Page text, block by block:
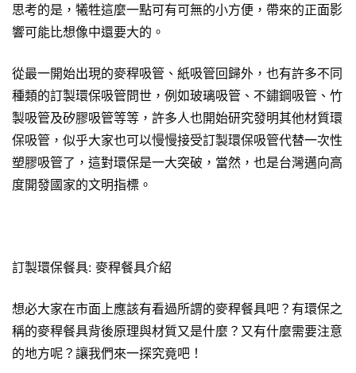
思考的是，犧牲這麼一點可有可無的小方便，帶來的正面影
響可能比想像中還要大的。
從最一開始出現的麥稈吸管、紙吸管回歸外，也有許多不同
種類的訂製環保吸管問世，例如玻璃吸管、不鏽鋼吸管、竹
製吸管及矽膠吸管等等，許多人也開始研究發明其他材質環
保吸管，似乎大家也可以慢慢接受訂製環保吸管代替一次性
塑膠吸管了，這對環保是一大突破，當然，也是台灣邁向高
度開發國家的文明指標。
訂製環保餐具: 麥稈餐具介紹
想必大家在市面上應該有看過所謂的麥稈餐具吧？有環保之
稱的麥稈餐具背後原理與材質又是什麼？又有什麼需要注意
的地方呢？讓我們來一探究竟吧！